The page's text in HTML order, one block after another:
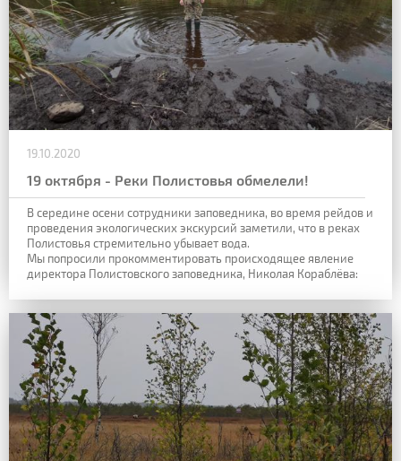
19.10.2020
19 октября - Реки Полистовья обмелели!
В середине осени сотрудники заповедника, во время рейдов и
проведения экологических экскурсий заметили, что в реках
Полистовья стремительно убывает вода.
Мы попросили прокомментировать происходящее явление
директора Полистовского заповедника, Николая Кораблёва: